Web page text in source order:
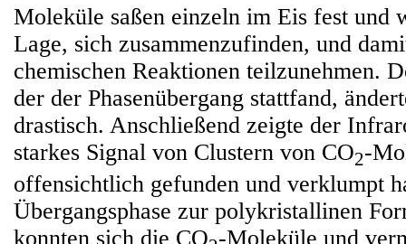
Moleküle saßen einzeln im Eis fest und
Lage, sich zusammenzufinden, und
chemischen Reaktionen teilzunehmen.
der der Phasenübergang stattfand,
drastisch. Anschließend zeigte der
starkes Signal von Clustern von CO2-
offensichtlich gefunden und verklumpt
Übergangsphase zur polykristallinen
konnten sich die CO -Moleküle und